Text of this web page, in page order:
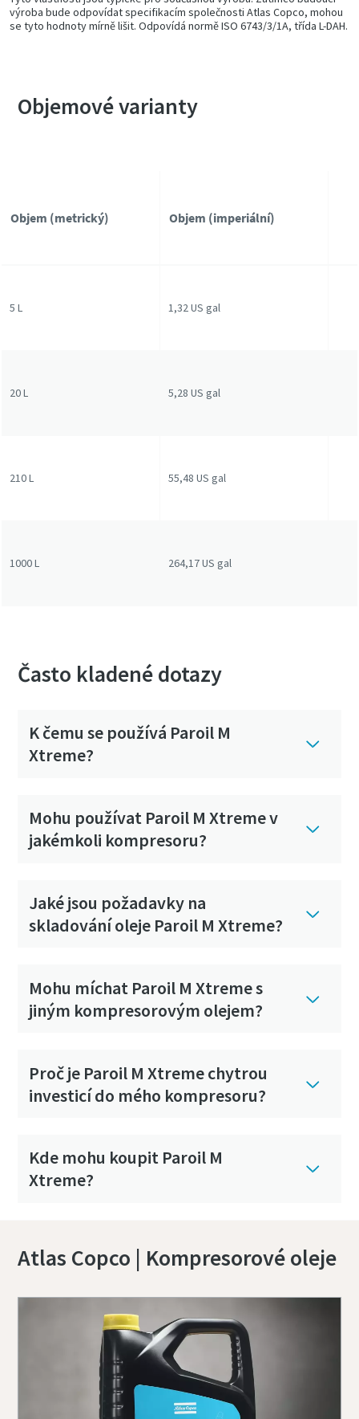
výroba bude odpovídat specifikacím společnosti Atlas Copco, mohou
se tyto hodnoty mírně lišit. Odpovídá normě ISO 6743/3/1A, třída L-DAH.
Objemové varianty
Objem (metrický) Objem (imperiální)
5 L 1,32 US gal
20 L 5,28 US gal
210 L 55,48 US gal
1000 L 264,17 US gal
Často kladené dotazy
K čemu se používá Paroil M
Xtreme?
Mohu používat Paroil M Xtreme v
jakémkoli kompresoru?
Jaké jsou požadavky na
skladování oleje Paroil M Xtreme?
Mohu míchat Paroil M Xtreme s
jiným kompresorovým olejem?
Proč je Paroil M Xtreme chytrou
investicí do mého kompresoru?
Kde mohu koupit Paroil M
Xtreme?
Atlas Copco | Kompresorové oleje